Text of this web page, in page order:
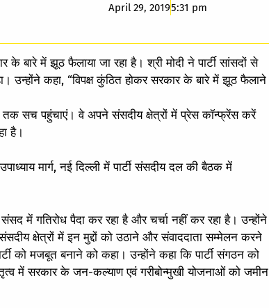
April 29, 20195:31 pm
के बारे में झूठ फैलाया जा रहा है। श्री मोदी ने पार्टी सांसदों से
कहा, “विपक्ष कुंठित होकर सरकार के बारे में झूठ फैलाने
सच पहुंचाएं। वे अपने संसदीय क्षेत्रों में प्रेस कॉन्फ्रेंस करें
है।
मार्ग, नई दिल्ली में पार्टी संसदीय दल की बैठक में
में गतिरोध पैदा कर रहा है और चर्चा नहीं कर रहा है। उन्होंने
क्षेत्रों में इन मुद्दों को उठाने और संवाददाता सम्मेलन करने
को मजबूत बनाने को कहा। उन्होंने कहा कि पार्टी संगठन को
में सरकार के जन-कल्याण एवं गरीबोन्मुखी योजनाओं को जमीन